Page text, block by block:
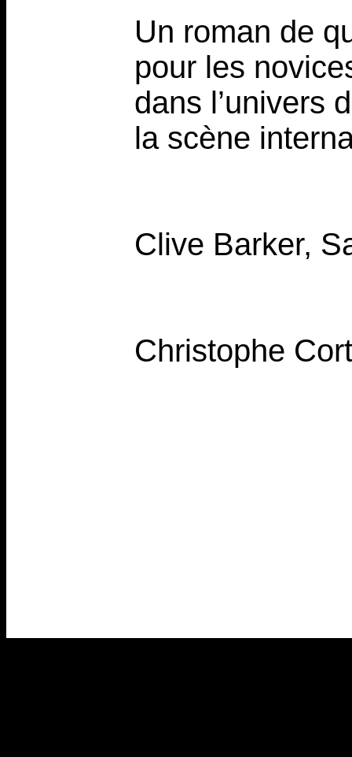
Un roman de
pour les
dans l’univers
la scène
Clive Barker,
Christophe